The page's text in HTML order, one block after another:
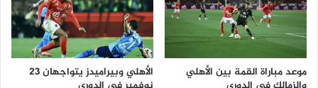
موعد مباراة القمة بين الأهلي
الأهلي وبيراميدز يتواجهان 23